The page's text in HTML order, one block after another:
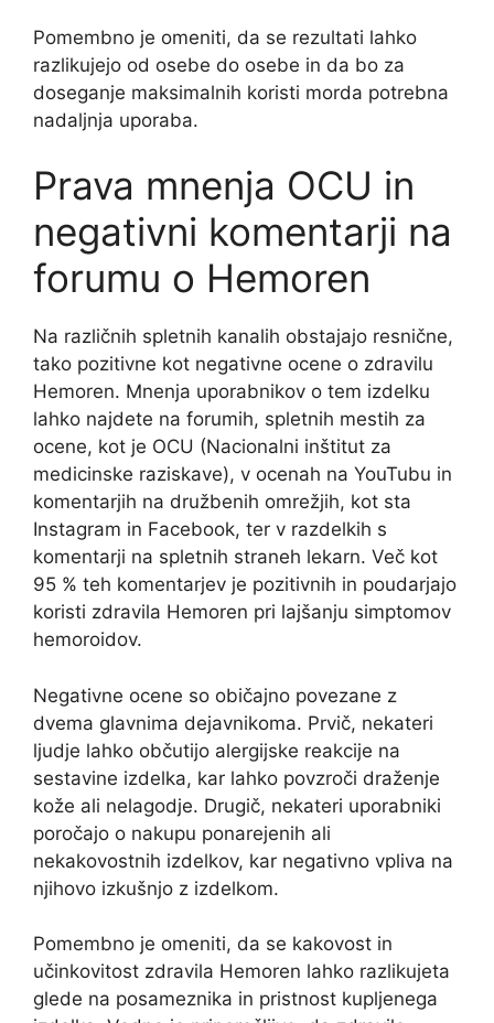
Pomembno je omeniti, da se rezultati lahko
razlikujejo od osebe do osebe in da bo za
doseganje maksimalnih koristi morda potrebna
nadaljnja uporaba.
Prava mnenja OCU in
negativni komentarji na
forumu o Hemoren
Na različnih spletnih kanalih obstajajo resnične,
tako pozitivne kot negativne ocene o zdravilu
Hemoren. Mnenja uporabnikov o tem izdelku
lahko najdete na forumih, spletnih mestih za
ocene, kot je OCU (Nacionalni inštitut za
medicinske raziskave), v ocenah na YouTubu in
komentarjih na družbenih omrežjih, kot sta
Instagram in Facebook, ter v razdelkih s
komentarji na spletnih straneh lekarn. Več kot
95 % teh komentarjev je pozitivnih in poudarjajo
koristi zdravila Hemoren pri lajšanju simptomov
hemoroidov.
Negativne ocene so običajno povezane z
dvema glavnima dejavnikoma. Prvič, nekateri
ljudje lahko občutijo alergijske reakcije na
sestavine izdelka, kar lahko povzroči draženje
kože ali nelagodje. Drugič, nekateri uporabniki
poročajo o nakupu ponarejenih ali
nekakovostnih izdelkov, kar negativno vpliva na
njihovo izkušnjo z izdelkom.
Pomembno je omeniti, da se kakovost in
učinkovitost zdravila Hemoren lahko razlikujeta
glede na posameznika in pristnost kupljenega